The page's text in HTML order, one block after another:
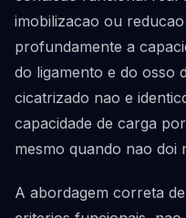
imobilizacao ou
profundamente a
do ligamento e do osso
cicatrizado nao e
capacidade de carga
mesmo quando nao doi
A abordagem correta